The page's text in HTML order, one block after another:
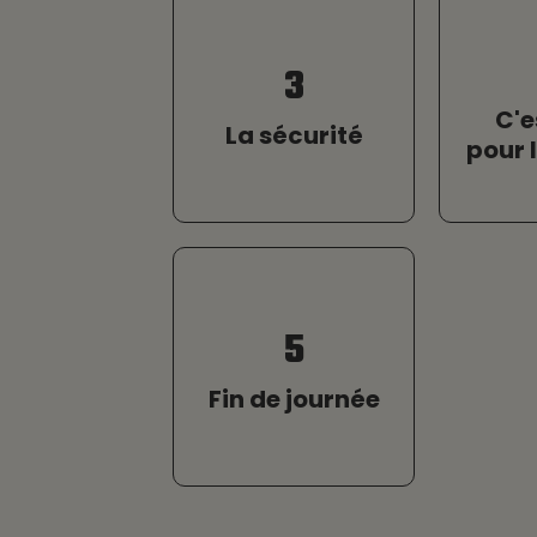
3
La sécurité
pour
5
Fin de journée